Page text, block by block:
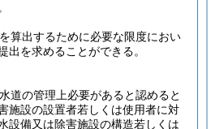
算出するために必要な限度におい
出を求めることができる。
道の管理上必要があると認めると
施設の設置者若しくは使用者に対
設備又は除害施設の構造若しくは